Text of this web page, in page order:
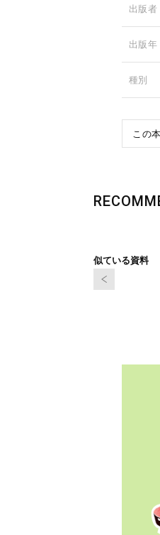
出版者
出版年
種別
この
似ている資料